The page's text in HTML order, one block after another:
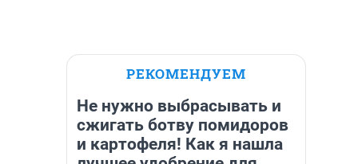
РЕКОМЕНДУЕМ
Не нужно выбрасывать и
сжигать ботву помидоров
и картофеля! Как я нашла